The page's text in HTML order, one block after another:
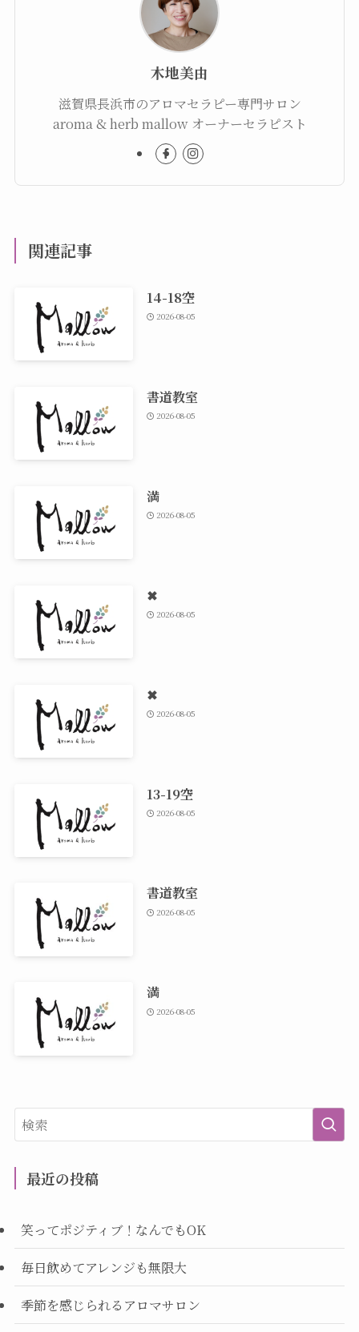
木地美由
滋賀県長浜市のアロマセラピー専門サロン
aroma & herb mallow オーナーセラピスト
関連記事
14-18空
2026-08-05
書道教室
2026-08-05
満
2026-08-05
✖
2026-08-05
✖
2026-08-05
13-19空
2026-08-05
書道教室
2026-08-05
満
2026-08-05
最近の投稿
笑ってポジティブ！なんでもOK
毎日飲めてアレンジも無限大
季節を感じられるアロマサロン